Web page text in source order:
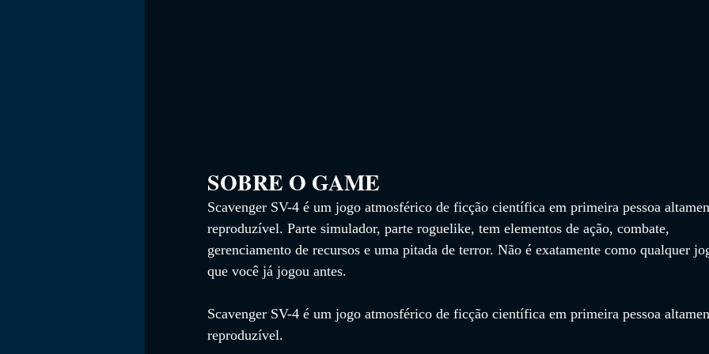
SOBRE O GAME
Scavenger SV-4 é um jogo atmosférico de ficção científica em primeira pessoa
reproduzível. Parte simulador, parte roguelike, tem elementos de ação, combate,
gerenciamento de recursos e uma pitada de terror. Não é exatamente como qualquer
que você já jogou antes.
Scavenger SV-4 é um jogo atmosférico de ficção científica em primeira pessoa
reproduzível.